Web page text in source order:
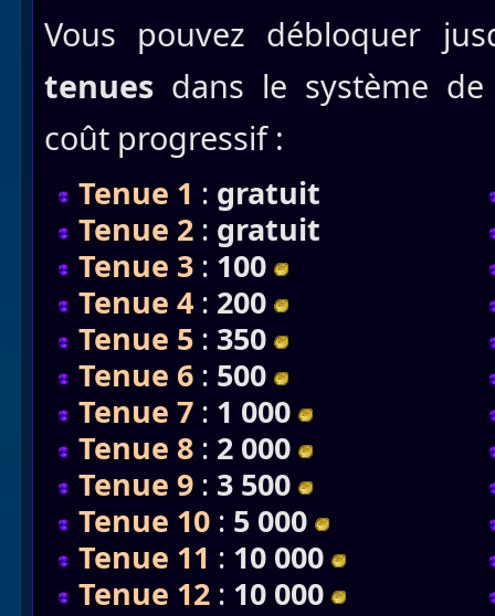
Vous pouvez débloquer
tenues dans le système
coût progressif :
Tenue 1 : gratuit
Tenue 2 : gratuit
Tenue 3 : 100
Tenue 4 : 200
Tenue 5 : 350
Tenue 6 : 500
Tenue 7 : 1 000
Tenue 8 : 2 000
Tenue 9 : 3 500
Tenue 10 : 5 000
Tenue 11 : 10 000
Tenue 12 : 10 000